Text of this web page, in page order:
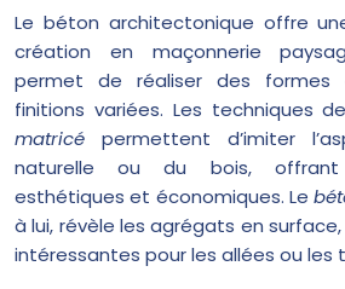
Le béton architectonique offre
création en maçonnerie
permet de réaliser des formes
finitions variées. Les techniques
matricé permettent d’imiter
naturelle ou du bois, offrant
esthétiques et économiques. Le
à lui, révèle les agrégats en
intéressantes pour les allées ou les